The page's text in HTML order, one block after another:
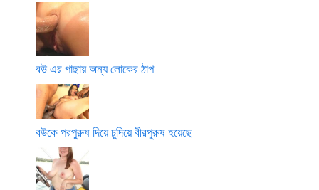
বউ এর পাছায় অন্য লোকের ঠাপ
বউকে পরপুরুষ দিয়ে চুদিয়ে বীরপুরুষ হয়েছে